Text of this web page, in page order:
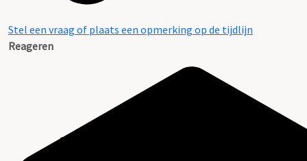
Stel een vraag of plaats een opmerking op de tijdlijn
Reageren